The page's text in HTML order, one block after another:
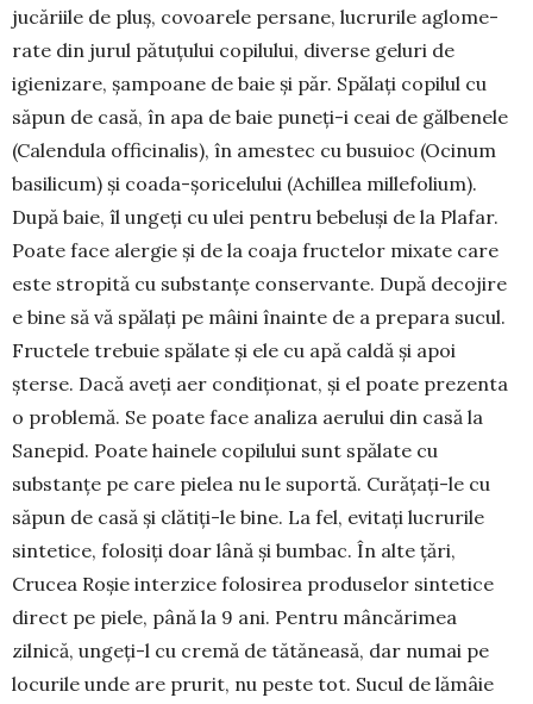
jucă­riile de pluș, covoa­rele persa­ne, lucrurile aglo­me­
rate din jurul pătuțului copilului, diverse geluri de
igienizare, șampoane de baie și păr. Spălați co­pilul cu
săpun de casă, în apa de baie puneți-i ceai de gălbenele
(Calendula officina­lis), în ames­tec cu busuioc (Oci­num
basili­cum) și coada-șori­ce­lului (Achi­llea millefolium).
După baie, îl ungeți cu ulei pentru bebe­luși de la Plafar.
Poate face alergie și de la coaja fructelor mixate care
este stropită cu substanțe con­servante. După decojire
e bine să vă spălați pe mâini înainte de a prepara sucul.
Fructele trebuie spăla­te și ele cu apă caldă și apoi
șterse. Dacă aveți aer condițio­nat, și el poate prezenta
o pro­blemă. Se poate face analiza aerului din casă la
Sanepid. Poate hainele copi­lului sunt spă­late cu
substanțe pe care pielea nu le suportă. Cu­rățați-le cu
săpun de casă și clătiți-le bine. La fel, evitați lucrurile
sintetice, folosiți doar lână și bum­bac. În alte țări,
Crucea Roșie interzice folosirea pro­duselor sintetice
direct pe piele, până la 9 ani. Pen­tru mâncărimea
zilnică, un­geți-l cu cremă de tă­tă­neasă, dar numai pe
locurile unde are pru­rit, nu peste tot. Sucul de lămâie